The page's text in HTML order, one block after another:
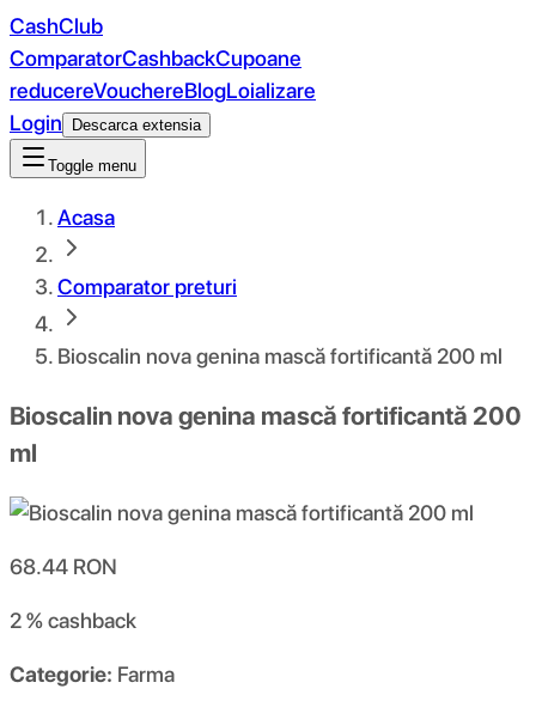
CashClub
ComparatorCashbackCupoane
reducereVouchereBlogLoializare
Login
Descarca extensia
Toggle menu
Acasa
Comparator preturi
Bioscalin nova genina mască fortificantă 200 ml
Bioscalin nova genina mască fortificantă 200
ml
68.44 RON
2 %cashback
Categorie: Farma